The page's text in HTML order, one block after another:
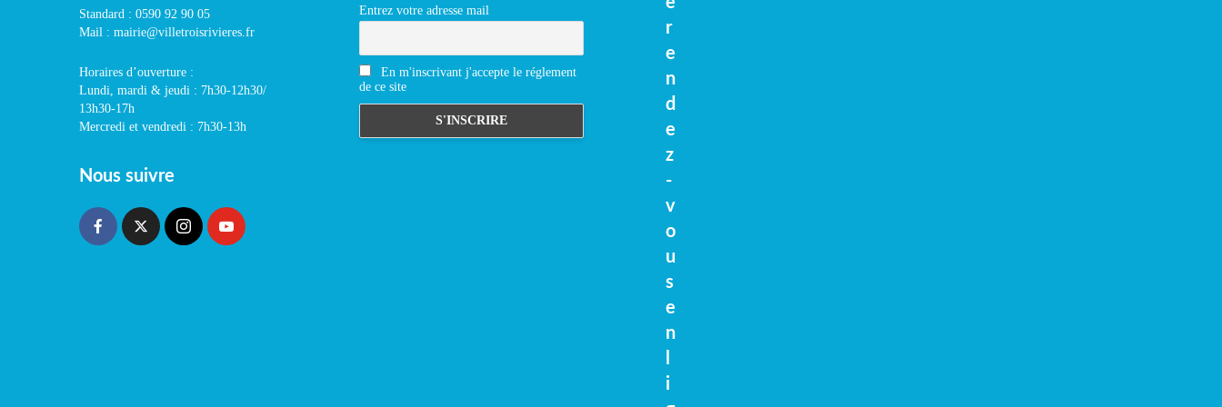
Standard : 0590 92 90 05
Mail : mairie@villetroisrivieres.fr
Horaires d’ouverture :
Lundi, mardi & jeudi : 7h30-12h30/
13h30-17h
Mercredi et vendredi : 7h30-13h
Nous suivre
Entrez votre adresse mail
En m'inscrivant j'accepte le réglement
de ce site
r
e
n
d
e
z
-
v
o
u
s
e
n
i